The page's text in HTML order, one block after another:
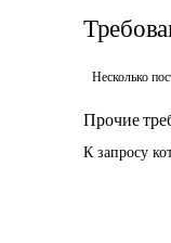
Несколько
Прочие
К запросу